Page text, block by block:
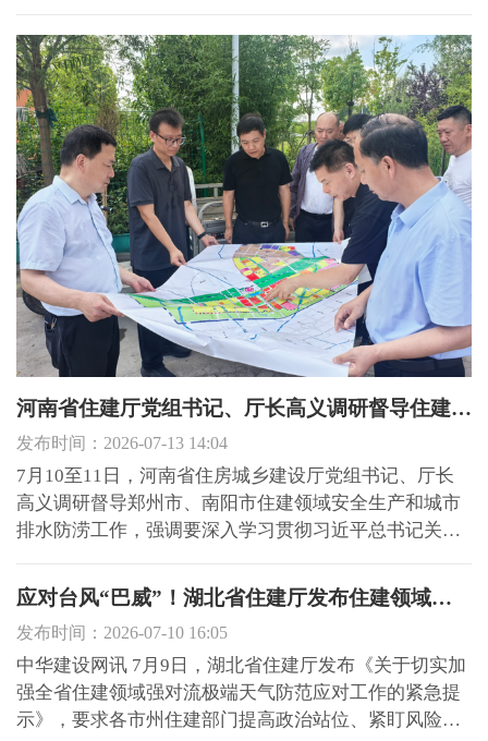
计制度。《制度》通过构建统计体系、统一度量标准、
明晰权责边界，为全面提升城市更新治理能力和精细化
管理水平奠定了重要...
河南省住建厅党组书记、厅长高义调研督导住建领域安全生产和城市排水防涝工作
发布时间：2026-07-13 14:04
7月10至11日，河南省住房城乡建设厅党组书记、厅长
高义调研督导郑州市、南阳市住建领域安全生产和城市
排水防涝工作，强调要深入学习贯彻习近平总书记关于
故、防汛救灾工作作出的重要指示批示精神，坚持人民
至上、生命至上，增强底线思维、极限思维，进一步做
好住建领域安全...
应对台风“巴威”！湖北省住建厅发布住建领域紧急提示
发布时间：2026-07-10 16:05
中华建设网讯 7月9日，湖北省住建厅发布《关于切实加
强全省住建领域强对流极端天气防范应对工作的紧急提
示》，要求各市州住建部门提高政治站位、紧盯风险隐